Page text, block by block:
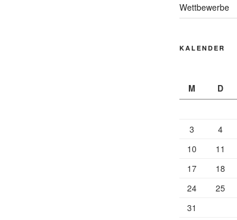
Wettbewerbe
KALENDER
M
D
3
4
10
11
17
18
24
25
31